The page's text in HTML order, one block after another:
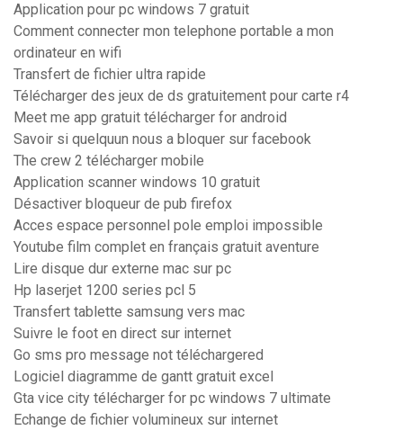
Application pour pc windows 7 gratuit
Comment connecter mon telephone portable a mon
ordinateur en wifi
Transfert de fichier ultra rapide
Télécharger des jeux de ds gratuitement pour carte r4
Meet me app gratuit télécharger for android
Savoir si quelquun nous a bloquer sur facebook
The crew 2 télécharger mobile
Application scanner windows 10 gratuit
Désactiver bloqueur de pub firefox
Acces espace personnel pole emploi impossible
Youtube film complet en français gratuit aventure
Lire disque dur externe mac sur pc
Hp laserjet 1200 series pcl 5
Transfert tablette samsung vers mac
Suivre le foot en direct sur internet
Go sms pro message not téléchargered
Logiciel diagramme de gantt gratuit excel
Gta vice city télécharger for pc windows 7 ultimate
Echange de fichier volumineux sur internet